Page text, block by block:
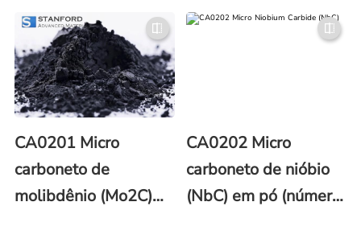
pó (CAS No. 12012-
35-0)
1000μm (número
CA0201 Micro
carboneto de
molibdênio (Mo2C)
CA0202 Micro
carboneto de nióbio
(NbC) em pó (número